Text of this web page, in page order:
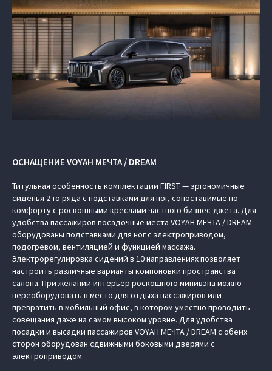
ОСНАЩЕНИЕ VOYAH МЕЧТА / DREAM
Титульная особенность комплектации FIRST — эргономичные
сиденья 2-го ряда с подставками для ног, сопоставимые по
комфорту с роскошными креслами частного бизнес-джета. Для
удобства пассажиров посадочные места VOYAH МЕЧТА / DREAM
оборудованы подставками для ног с электроприводом,
подогревом, вентиляцией и функцией массажа.
Электрорегулировка сидений в 10 направлениях позволяет
настроить различные варианты компоновки пространства
салона. При желании интерьер роскошного минивэна можно
переоборудовать в место для отдыха пассажиров или
превратить в мобильный офис, в котором уместно проводить
совещания даже на самом высоком уровне. Для удобства
посадки и высадки пассажиров VOYAH МЕЧТА / DREAM с обеих
сторон оборудован сдвижными боковыми дверями с
электроприводом.